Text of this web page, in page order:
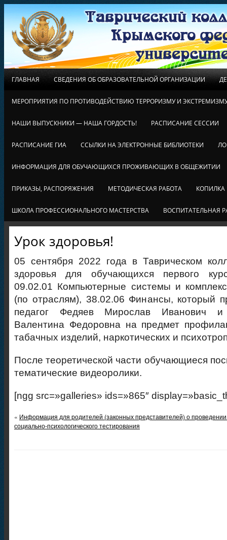
ГЛАВНАЯ СВЕДЕНИЯ ОБ ОБРАЗОВАТЕЛЬНОЙ ОРГАНИЗАЦИИ
МЕРОПРИЯТИЯ ПО ПРОТИВОДЕЙСТВИЮ ТЕРРОРИЗМУ И
НАШИ ВЫПУСКНИКИ — НАША ГОРДОСТЬ! РАСПИСАНИЕ СЕССИИ
РАСПИСАНИЕ ГИА ССЫЛКИ НА ЭЛЕКТРОННЫЕ БИБЛИОТЕКИ
ИНФОРМАЦИЯ ДЛЯ ОБУЧАЮЩИХСЯ ПРОЖИВАЮЩИХ В ОБЩЕЖИТИИ
ПРИКАЗЫ, РАСПОРЯЖЕНИЯ МЕТОДИЧЕСКАЯ РАБОТА КОПИЛКА
ШКОЛА ПРОФЕССИОНАЛЬНОГО МАСТЕРСТВА ВОСПИТАТЕЛЬНАЯ
Урок здоровья!
05 сентября 2022 года в Таврическом
здоровья для обучающихся первого
09.02.01 Компьютерные системы и
(по отраслям), 38.02.06 Финансы, который
педагог Федяев Мирослав Иванович и
Валентина Федоровна на предмет
табачных изделий, наркотических и
После теоретической части обучающиеся
тематические видеоролики.
[ngg src=»galleries» ids=»865″
« Информация для родителей (законных представителей) о
социально-психологического тестирования